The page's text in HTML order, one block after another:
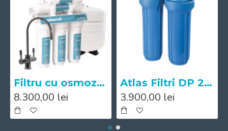
Filtru cu osmoza inversa Mineral Expert pH+
8.300,00 lei
Atlas Filtri DP 20 BB DUO Big IN AB 1"
3.900,00 lei